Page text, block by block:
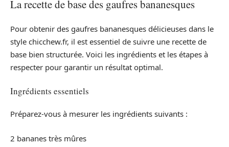
La recette de base des gaufres bananesques
Pour obtenir des gaufres bananesques délicieuses dans le
style chicchew.fr, il est essentiel de suivre une recette de
base bien structurée. Voici les ingrédients et les étapes à
respecter pour garantir un résultat optimal.
Ingrédients essentiels
Préparez-vous à mesurer les ingrédients suivants :
2 bananes très mûres